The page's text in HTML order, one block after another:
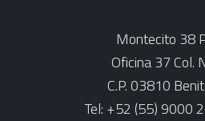
Montecito 38
Oficina 37 Col.
C.P. 03810
Tel: +52 (55) 9000